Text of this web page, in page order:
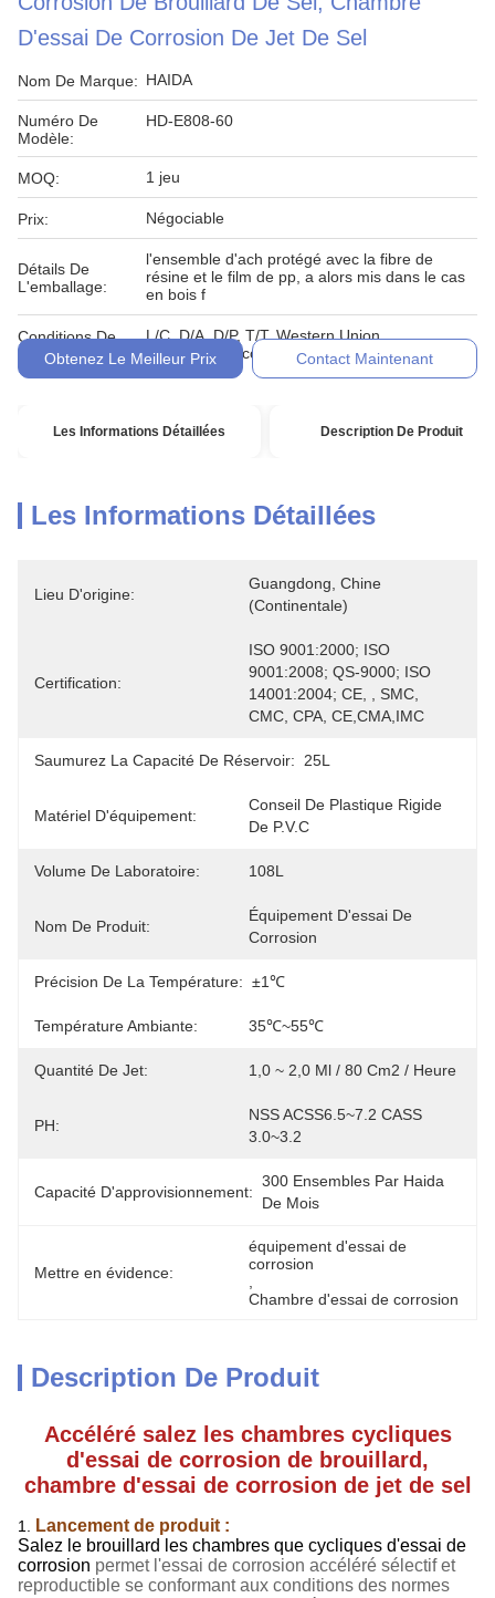
D'essai De Corrosion De Jet De Sel
Nom De Marque: HAIDA
Numéro De
Modèle:
HD-E808-60
MOQ: 1 jeu
Prix: Négociable
Détails De
L'emballage:
l'ensemble d'ach protégé avec la fibre de
résine et le film de pp, a alors mis dans le cas
en bois f
Conditions De
Paiement:
L/C, D/A, D/P, T/T, Western Union,
MoneyGram, comptant, engagement
Obtenez Le Meilleur Prix Contact Maintenant
Les Informations Détaillées Description De Produit
Les Informations Détaillées
Lieu D'origine:
Guangdong, Chine
(continentale)
Certification:
ISO 9001:2000; ISO
9001:2008; QS-9000; ISO
14001:2004; CE, , SMC,
CMC, CPA, CE,CMA,IMC
Saumurez La Capacité De Réservoir: 25L
Matériel D'équipement:
Conseil De Plastique Rigide
De P.V.C
Volume De Laboratoire: 108L
Nom De Produit:
Équipement D'essai De
Corrosion
Précision De La Température: ±1℃
Température Ambiante: 35℃~55℃
Quantité De Jet: 1,0 ~ 2,0 Ml / 80 Cm2 / Heure
PH:
NSS ACSS6.5~7.2 CASS
3.0~3.2
Capacité D'approvisionnement:
300 Ensembles Par Haida
De Mois
Mettre en évidence:
équipement d'essai de
corrosion
Chambre d'essai de corrosion
Description De Produit
Accéléré salez les chambres cycliques
d'essai de corrosion de brouillard,
chambre d'essai de corrosion de jet de sel
1.
Lancement de produit :
Salez le brouillard les chambres que cycliques d'essai de
corrosion permet l'essai de corrosion accéléré sélectif et
reproductible se conformant aux conditions des normes